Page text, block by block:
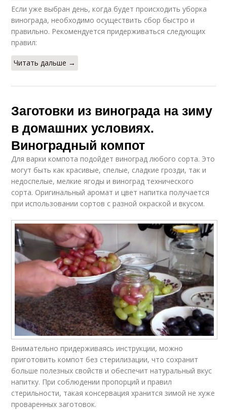
Если уже выбран день, когда будет происходить уборка
винограда, необходимо осуществить сбор быстро и
правильно. Рекомендуется придерживаться следующих
правил:
Читать дальше →
Заготовки из винограда на зиму
в домашних условиях.
Виноградный компот
Для варки компота подойдет виноград любого сорта. Это
могут быть как красивые, спелые, сладкие грозди, так и
недоспелые, мелкие ягоды и виноград технического
сорта. Оригинальный аромат и цвет напитка получается
при использовании сортов с разной окраской и вкусом.
Внимательно придерживаясь инструкции, можно
приготовить компот без стерилизации, что сохранит
больше полезных свойств и обеспечит натуральный вкус
напитку. При соблюдении пропорций и правил
стерильности, такая консервация хранится зимой не хуже
проваренных заготовок.